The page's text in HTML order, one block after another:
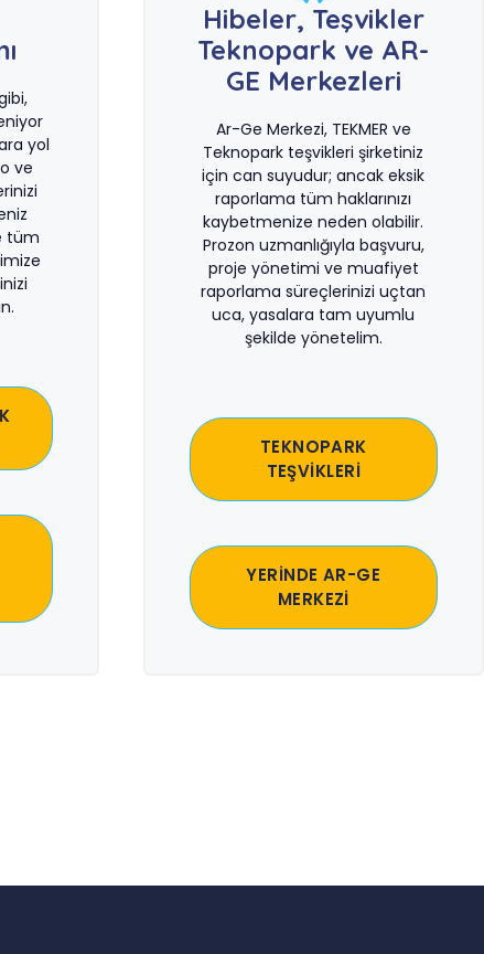
yol
ve
tüm
Hibeler, Teşvikler
Teknopark ve AR-
GE Merkezleri
Ar-Ge Merkezi, TEKMER ve
Teknopark teşvikleri şirketiniz
için can suyudur; ancak eksik
raporlama tüm haklarınızı
kaybetmenize neden olabilir.
Prozon uzmanlığıyla başvuru,
proje yönetimi ve muafiyet
raporlama süreçlerinizi uçtan
uca, yasalara tam uyumlu
şekilde yönetelim.
TEKNOPARK
TEŞVİKLERİ
YERİNDE AR-GE
MERKEZİ